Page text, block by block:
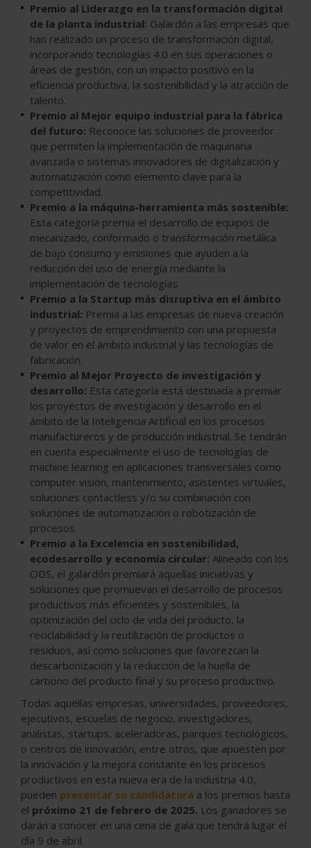
Premio al Liderazgo en la transformación digital
de la planta industrial: Galardón a las empresas que
han realizado un proceso de transformación digital,
incorporando tecnologías 4.0 en sus operaciones o
áreas de gestión, con un impacto positivo en la
eficiencia productiva, la sostenibilidad y la atracción de
talento.
Premio al Mejor equipo industrial para la fábrica
del futuro: Reconoce las soluciones de proveedor
que permiten la implementación de maquinaria
avanzada o sistemas innovadores de digitalización y
automatización como elemento clave para la
competitividad.
Premio a la máquina-herramienta más sostenible:
Esta categoría premia el desarrollo de equipos de
mecanizado, conformado o transformación metálica
de bajo consumo y emisiones que ayuden a la
reducción del uso de energía mediante la
implementación de tecnologías.
Premio a la Startup más disruptiva en el ámbito
industrial: Premia a las empresas de nueva creación
y proyectos de emprendimiento con una propuesta
de valor en el ámbito industrial y las tecnologías de
fabricación.
Premio al Mejor Proyecto de investigación y
desarrollo: Esta categoría está destinada a premiar
los proyectos de investigación y desarrollo en el
ámbito de la Inteligencia Artificial en los procesos
manufactureros y de producción industrial. Se tendrán
en cuenta especialmente el uso de tecnologías de
machine learning en aplicaciones transversales como
computer vision, mantenimiento, asistentes virtuales,
soluciones contactless y/o su combinación con
soluciones de automatización o robotización de
procesos.
Premio a la Excelencia en sostenibilidad,
ecodesarrollo y economía circular: Alineado con los
ODS, el galardón premiará aquellas iniciativas y
soluciones que promuevan el desarrollo de procesos
productivos más eficientes y sostenibles, la
optimización del ciclo de vida del producto, la
reciclabilidad y la reutilización de productos o
residuos, así como soluciones que favorezcan la
descarbonización y la reducción de la huella de
carbono del producto final y su proceso productivo.
Todas aquellas empresas, universidades, proveedores,
ejecutivos, escuelas de negocio, investigadores,
analistas, startups, aceleradoras, parques tecnológicos,
o centros de innovación, entre otros, que apuesten por
la innovación y la mejora constante en los procesos
productivos en esta nueva era de la industria 4.0,
pueden presentar su candidatura a los premios hasta
el próximo 21 de febrero de 2025. Los ganadores se
darán a conocer en una cena de gala que tendrá lugar el
día 9 de abril.